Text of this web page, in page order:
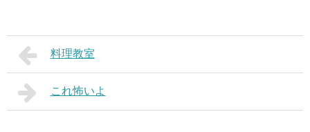
料理教室
これ怖いよ